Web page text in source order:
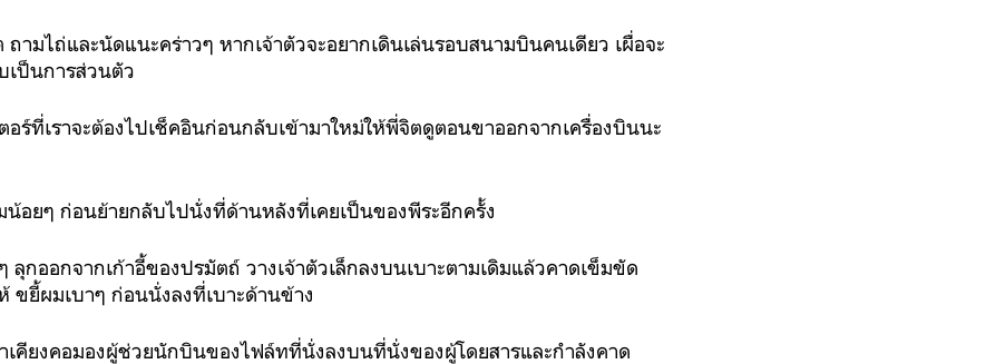
ามไถ่และนัดแนะคร่าวๆ หากเจ้าตัวจะอยากเดินเล่นรอบสนามบินคนเดียว เผื่อจะ
เป็นการส่วนตัว
อร์ที่เราจะต้องไปเช็คอินก่อนกลับเข้ามาใหม่ให้พี่จิตดูตอนขาออกจากเครื่องบินนะ
อยๆ ก่อนย้ายกลับไปนั่งที่ด้านหลังที่เคยเป็นของพีระอีกครั้ง
ลุกออกจากเก้าอี้ของปรมัตถ์ วางเจ้าตัวเล็กลงบนเบาะตามเดิมแล้วคาดเข็มขัด
ขยี้ผมเบาๆ ก่อนนั่งลงที่เบาะด้านข้าง
เคียงคอมองผู้ช่วยนักบินของไฟล์ทที่นั่งลงบนที่นั่งของผู้โดยสารและกำลังคาด